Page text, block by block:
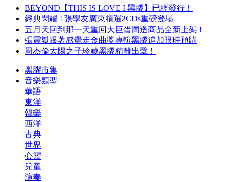
BEYOND【THIS IS LOVE I 黑膠】已經發行！
經典閃耀 ! 張學友廣東精選2CDs重磅登場
五月天回到那一天重回大巨蛋周邊商品全新上架 !
張震嶽跟著感覺走金曲獎專輯黑膠追加限時預購
周杰倫太陽之子珍藏黑膠精雕出擊！
黑膠市集
音樂類型
華語
東洋
韓樂
西洋
古典
世界
心靈
兒童
演奏